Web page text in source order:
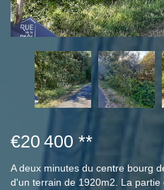
€20 400 **
A deux minutes du centre bourg
d'un terrain de 1920m2. La